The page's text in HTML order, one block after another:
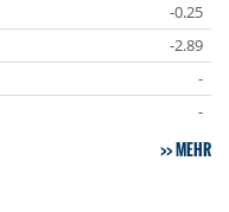
-0.25
-2.89
-
-
MEHR